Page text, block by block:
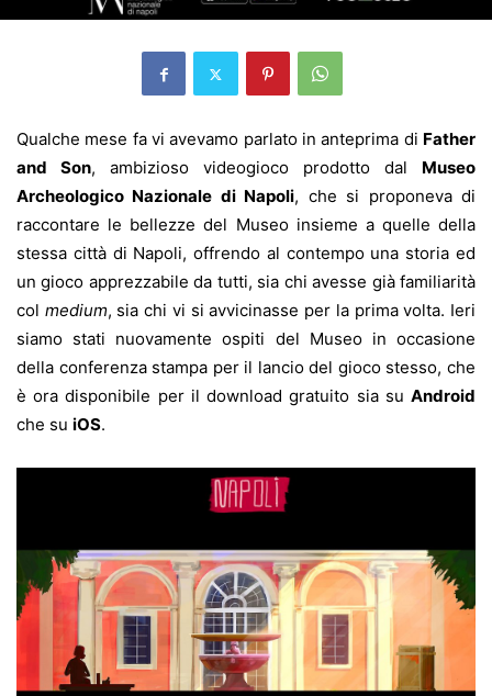
Qualche mese fa vi avevamo parlato in anteprima di Father
and Son, ambizioso videogioco prodotto dal Museo
Archeologico Nazionale di Napoli, che si proponeva di
raccontare le bellezze del Museo insieme a quelle della
stessa città di Napoli, offrendo al contempo una storia ed
un gioco apprezzabile da tutti, sia chi avesse già familiarità
col medium, sia chi vi si avvicinasse per la prima volta. Ieri
siamo stati nuovamente ospiti del Museo in occasione
della conferenza stampa per il lancio del gioco stesso, che
è ora disponibile per il download gratuito sia su Android
che su iOS.